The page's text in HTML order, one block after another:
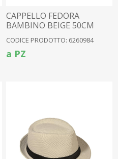
CAPPELLO FEDORA
BAMBINO BEIGE 50CM
CODICE PRODOTTO: 6260984
a PZ